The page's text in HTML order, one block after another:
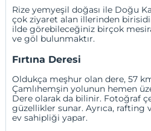
Rize yemyeşil doğası ile Doğu
çok ziyaret alan illerinden
ilde görebileceğiniz birçok
ve göl bulunmaktır.
Fırtına Deresi
Oldukça meşhur olan dere, 57
Çamlıhemşin yolunun hemen
Dere olarak da bilinir. Fotoğraf
güzellikler sunar. Ayrıca, rafting
ev sahipliği yapar.